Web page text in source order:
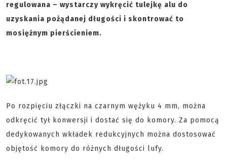
regulowana – wystarczy wykręcić tulejkę alu do
uzyskania pożądanej długości i skontrować to
mosiężnym pierścieniem.
Po rozpięciu złączki na czarnym wężyku 4 mm, można
odkręcić tył konwersji i dostać się do komory. Za pomocą
dedykowanych wkładek redukcyjnych można dostosować
objętość komory do różnych długości lufy.